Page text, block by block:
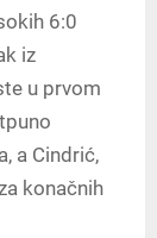
6:0
iz
u prvom
a Cindrić,
konačnih